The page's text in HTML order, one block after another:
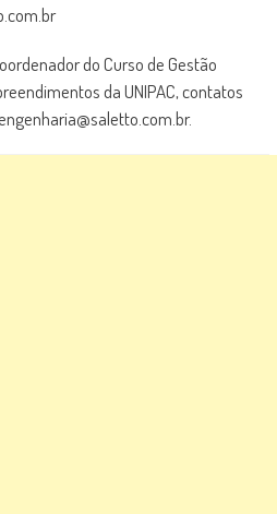
do Curso de Gestão
da UNIPAC, contatos